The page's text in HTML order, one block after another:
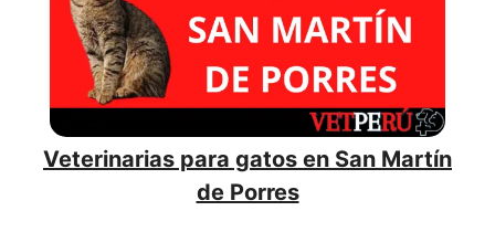
Veterinarias para gatos en San Martín
de Porres